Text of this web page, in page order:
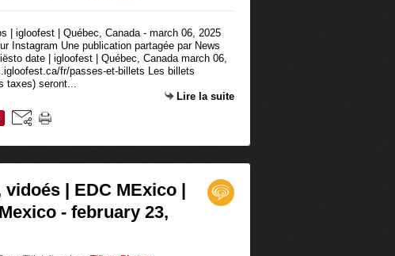
Instagram Une publication partagée par News
date | igloofest | Québec, Canada march 06,
fr/passes-et-billets Les billets
taxes) seront...
Lire la suite
| EDC MExico |
- february 23,